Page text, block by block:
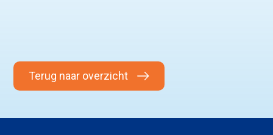
Terug naar overzicht